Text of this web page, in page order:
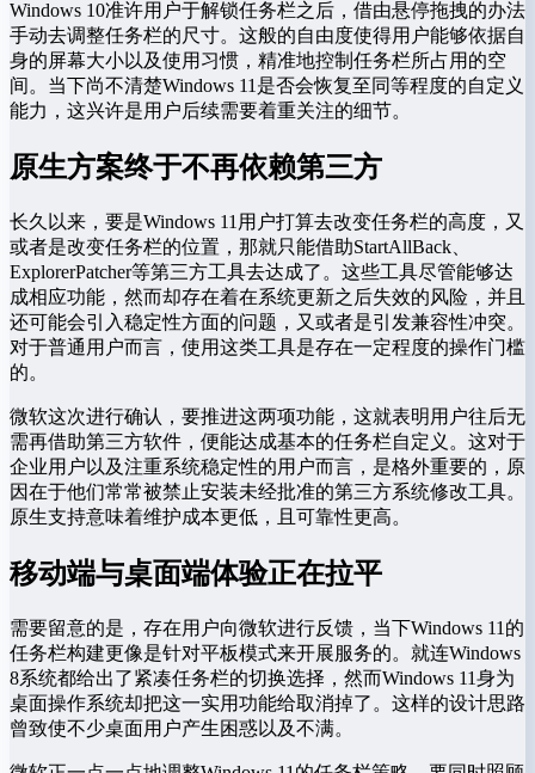
Windows 10准许用户于解锁任务栏之后，借由悬停拖拽的办法
手动去调整任务栏的尺寸。这般的自由度使得用户能够依据自
身的屏幕大小以及使用习惯，精准地控制任务栏所占用的空
间。当下尚不清楚Windows 11是否会恢复至同等程度的自定义
能力，这兴许是用户后续需要着重关注的细节。
原生方案终于不再依赖第三方
长久以来，要是Windows 11用户打算去改变任务栏的高度，又
或者是改变任务栏的位置，那就只能借助StartAllBack、
ExplorerPatcher等第三方工具去达成了。这些工具尽管能够达
成相应功能，然而却存在着在系统更新之后失效的风险，并且
还可能会引入稳定性方面的问题，又或者是引发兼容性冲突。
对于普通用户而言，使用这类工具是存在一定程度的操作门槛
的。
微软这次进行确认，要推进这两项功能，这就表明用户往后无
需再借助第三方软件，便能达成基本的任务栏自定义。这对于
企业用户以及注重系统稳定性的用户而言，是格外重要的，原
因在于他们常常被禁止安装未经批准的第三方系统修改工具。
原生支持意味着维护成本更低，且可靠性更高。
移动端与桌面端体验正在拉平
需要留意的是，存在用户向微软进行反馈，当下Windows 11的
任务栏构建更像是针对平板模式来开展服务的。就连Windows
8系统都给出了紧凑任务栏的切换选择，然而Windows 11身为
桌面操作系统却把这一实用功能给取消掉了。这样的设计思路
曾致使不少桌面用户产生困惑以及不满。